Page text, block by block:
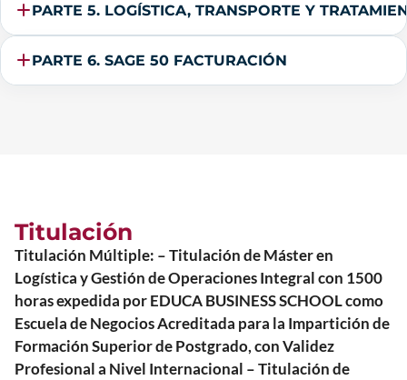
PARTE 5. LOGÍSTICA, TRANSPORTE Y
PARTE 6. SAGE 50 FACTURACIÓN
Titulación
Titulación Múltiple: – Titulación de Máster en
Logística y Gestión de Operaciones Integral con 1500
horas expedida por EDUCA BUSINESS SCHOOL como
Escuela de Negocios Acreditada para la Impartición de
Formación Superior de Postgrado, con Validez
Profesional a Nivel Internacional – Titulación de